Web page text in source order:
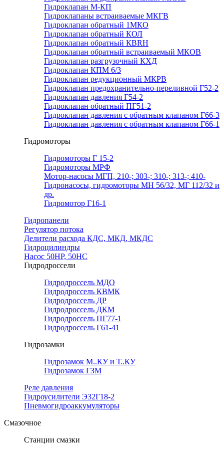
Гидроклапан М-КП
Гидроклапаны встраиваемые МКГВ
Гидроклапан обратный 1МКО
Гидроклапан обратный КОЛ
Гидроклапан обратный КВRН
Гидроклапан обратный встраиваемый МКОВ
Гидроклапан разгрузочный КХД
Гидроклапан КПМ 6/3
Гидроклапан редукционный МКРВ
Гидроклапан предохранительно-переливной Г52-2
Гидроклапан давления Г54-2
Гидроклапан обратный ПГ51-2
Гидроклапан давления с обратным клапаном Г66-3
Гидроклапан давления с обратным клапаном Г66-1
Гидромоторы
Гидромоторы Г 15-2
Гидромоторы МРФ
Мотор-насосы МГП, 210-; 303-; 310-; 313-; 410-
Гидронасосы, гидромоторы МН 56/32, МГ 112/32 и
др.
Гидромотор Г16-1
Гидропанели
Регулятор потока
Делители расхода КДС, МКД, МКДС
Гидроцилиндры
Насос 50НР, 50НС
Гидродроссели
Гидродроссель МДО
Гидродроссель КВМК
Гидродроссель ДР
Гидродроссель ДКМ
Гидродроссель ПГ77-1
Гидродроссель Г61-41
Гидрозамки
Гидрозамок М..КУ и Т..КУ
Гидрозамок ГЗМ
Реле давления
Гидроусилители Э32Г18-2
Пневмогидроаккумуляторы
Смазочное
Станции смазки